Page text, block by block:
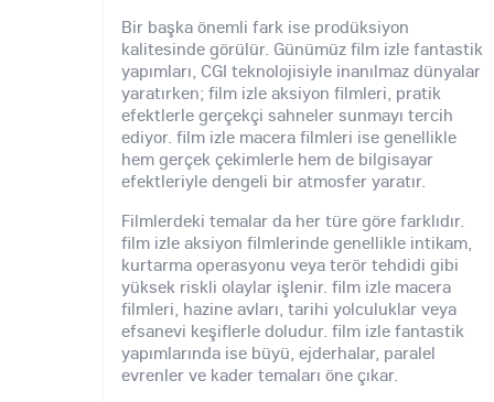
Bir başka önemli fark ise prodüksiyon
kalitesinde görülür. Günümüz film izle fantastik
yapımları, CGI teknolojisiyle inanılmaz dünyalar
yaratırken; film izle aksiyon filmleri, pratik
efektlerle gerçekçi sahneler sunmayı tercih
ediyor. film izle macera filmleri ise genellikle
hem gerçek çekimlerle hem de bilgisayar
efektleriyle dengeli bir atmosfer yaratır.
Filmlerdeki temalar da her türe göre farklıdır.
film izle aksiyon filmlerinde genellikle intikam,
kurtarma operasyonu veya terör tehdidi gibi
yüksek riskli olaylar işlenir. film izle macera
filmleri, hazine avları, tarihi yolculuklar veya
efsanevi keşiflerle doludur. film izle fantastik
yapımlarında ise büyü, ejderhalar, paralel
evrenler ve kader temaları öne çıkar.